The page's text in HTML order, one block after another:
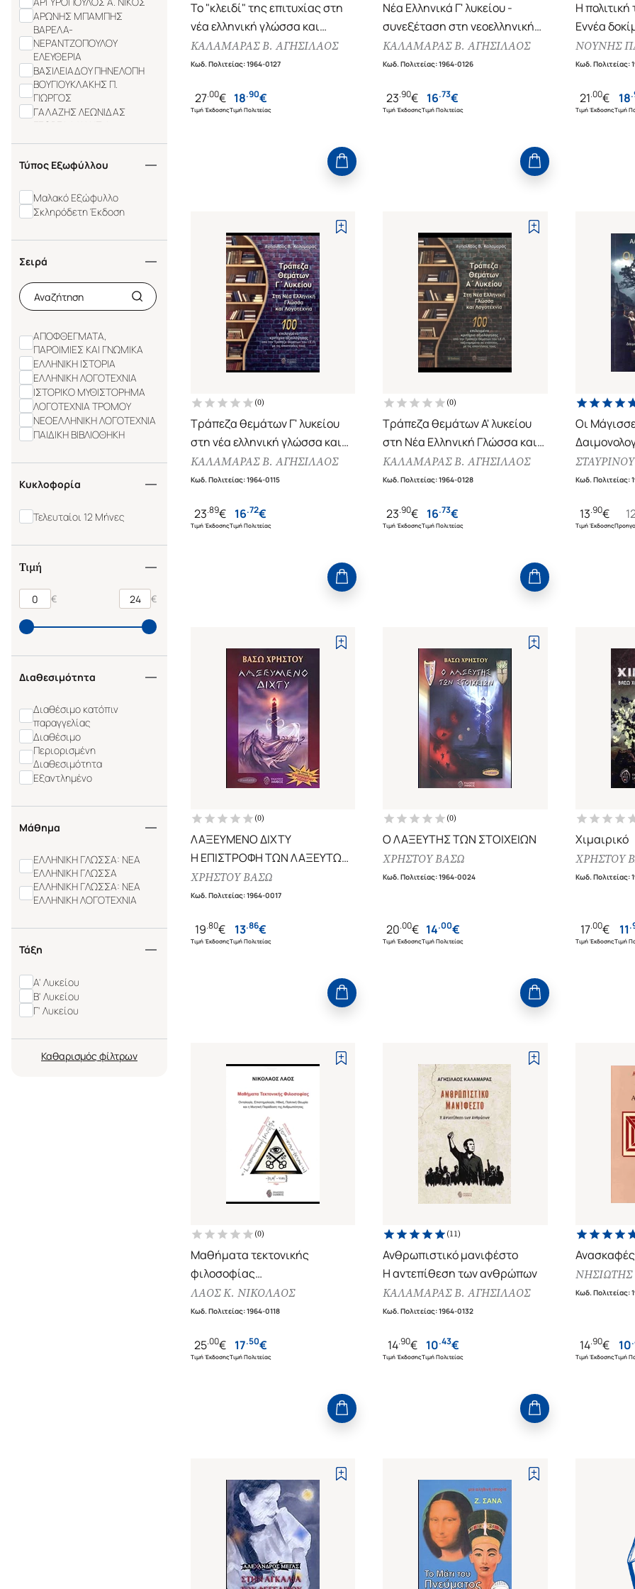
ΑΡΩΝΗΣ ΜΠΑΜΠΗΣ
ΒΑΡΕΛΑ-
ΝΕΡΑΝΤΖΟΠΟΥΛΟΥ
ΕΛΕΥΘΕΡΙΑ
ΒΑΣΙΛΕΙΑΔΟΥ ΠΗΝΕΛΟΠΗ
ΒΟΥΓΙΟΥΚΛΑΚΗΣ Π.
ΓΙΩΡΓΟΣ
ΓΑΛΑΖΗΣ ΛΕΩΝΙΔΑΣ
ΓΕΩΡΓΑΛΛΙΔΗΣ Α.
ΖΑΠΠΑΣ ΕΥΑΓΓΕΛΟΣ
ΖΕΡΒΟΥΔΑΚΗΣ ΣΗΦΗΣ
ΖΩΗ ΕΛΛΗ
ΘΕΟΔΟΣΙΟΥ ΤΑΝΙΑ
Τύπος Εξωφύλλου
Μαλακό Εξώφυλλο
Σκληρόδετη Έκδοση
Σειρά
ΑΠΟΦΘΕΓΜΑΤΑ,
ΠΑΡΟΙΜΙΕΣ ΚΑΙ ΓΝΩΜΙΚΑ
ΕΛΛΗΝΙΚΗ ΙΣΤΟΡΙΑ
ΕΛΛΗΝΙΚΗ ΛΟΓΟΤΕΧΝΙΑ
ΙΣΤΟΡΙΚΟ ΜΥΘΙΣΤΟΡΗΜΑ
ΛΟΓΟΤΕΧΝΙΑ ΤΡΟΜΟΥ
ΝΕΟΕΛΛΗΝΙΚΗ ΛΟΓΟΤΕΧΝΙΑ
ΠΑΙΔΙΚΗ ΒΙΒΛΙΟΘΗΚΗ
Κυκλοφορία
Τελευταίοι 12 Μήνες
Τιμή
€ €
Διαθεσιμότητα
Διαθέσιμο κατόπιν
παραγγελίας
Διαθέσιμο
Περιορισμένη
Διαθεσιμότητα
Εξαντλημένο
Μάθημα
ΕΛΛΗΝΙΚΗ ΓΛΩΣΣΑ: ΝΕΑ
ΕΛΛΗΝΙΚΗ ΓΛΩΣΣΑ
ΕΛΛΗΝΙΚΗ ΓΛΩΣΣΑ: ΝΕΑ
ΕΛΛΗΝΙΚΗ ΛΟΓΟΤΕΧΝΙΑ
Τάξη
Α' Λυκείου
Β' Λυκείου
Γ' Λυκείου
Καθαρισμός
Το "κλειδί" της επιτυχίας στη
νέα ελληνική γλώσσα και
λογοτεχνία Γ' λυκείου (έκδοση
2024-2025)
ΚΑΛΑΜΑΡΑΣ Β. ΑΓΗΣΙΛΑΟΣ
Κωδ. Πολιτείας:1964-0127
27.00€
Τιμή Έκδοσης
18.90€
Τιμή Πολιτείας
Νέα Ελληνικά Γ' λυκείου -
συνεξέταση στη νεοελληνική
γλώσσα και λογοτεχνία
(Έκδοση 2024-2025)
ΚΑΛΑΜΑΡΑΣ Β. ΑΓΗΣΙΛΑΟΣ
Κωδ. Πολιτείας:1964-0126
23.90€
Τιμή Έκδοσης
16.73€
Τιμή Πολιτείας
Η
Εννέα
θεολογίας
ΝΟΥΝΗΣ
Κωδ. Πολιτείας:
21.00€
Τιμή Έκδοσης
18.
Τιμή
(0)
Τράπεζα θεμάτων Γ' λυκείου
στη νέα ελληνική γλώσσα και
λογοτεχνία
100 επιλεγμένα κριτήρια
θεμάτων του Ι.Ε.Π. με τις
απαντήσεις τους
ΚΑΛΑΜΑΡΑΣ Β. ΑΓΗΣΙΛΑΟΣ
Κωδ. Πολιτείας:1964-0115
23.89€
Τιμή Έκδοσης
16.72€
Τιμή Πολιτείας
(0)
Τράπεζα θεμάτων Α' λυκείου
στη Νέα Ελληνική Γλώσσα και
Λογοτεχνία
100 Επιλεγμένα κριτήρια
ΚΑΛΑΜΑΡΑΣ Β. ΑΓΗΣΙΛΑΟΣ
Κωδ. Πολιτείας:1964-0128
23.90€
Τιμή Έκδοσης
16.73€
Τιμή Πολιτείας
Οι
μαγισσών
αιώνα
Κωδ. Πολιτείας:
13.90€
Τιμή Έκδοσης
(0)
ΛΑΞΕΥΜΕΝΟ ΔΙΧΤΥ
Η ΕΠΙΣΤΡΟΦΗ ΤΩΝ ΛΑΞΕΥΤΩΝ
(ΔΕΥΤΕΡΟΣ ΤΟΜΟΣ)
ΧΡΗΣΤΟΥ ΒΑΣΩ
Κωδ. Πολιτείας:1964-0017
19.80€
Τιμή Έκδοσης
13.86€
Τιμή Πολιτείας
(0)
Ο ΛΑΞΕΥΤΗΣ ΤΩΝ ΣΤΟΙΧΕΙΩΝ
ΧΡΗΣΤΟΥ ΒΑΣΩ
Κωδ. Πολιτείας:1964-0024
20.00€
Τιμή Έκδοσης
14.00€
Τιμή Πολιτείας
Χιμαιρικό
ΧΡΗΣΤΟΥ
Κωδ. Πολιτείας:
17.00€
Τιμή Έκδοσης
11.
Τιμή
(0)
Μαθήματα τεκτονικής
φιλοσοφίας
Οντολογία, επιστημολογία,
ηθική, πολιτική θεωρία και
ανθρωπότητας
ΛΑΟΣ Κ. ΝΙΚΟΛΑΟΣ
Κωδ. Πολιτείας:1964-0118
25.00€
Τιμή Έκδοσης
17.50€
Τιμή Πολιτείας
(11)
Ανθρωπιστικό μανιφέστο
Η αντεπίθεση των ανθρώπων
ΚΑΛΑΜΑΡΑΣ Β. ΑΓΗΣΙΛΑΟΣ
Κωδ. Πολιτείας:1964-0132
14.90€
Τιμή Έκδοσης
10.43€
Τιμή Πολιτείας
ΝΗΣΙΩΤΗΣ
Κωδ. Πολιτείας:
14.90€
Τιμή Έκδοσης
10.
Τιμή